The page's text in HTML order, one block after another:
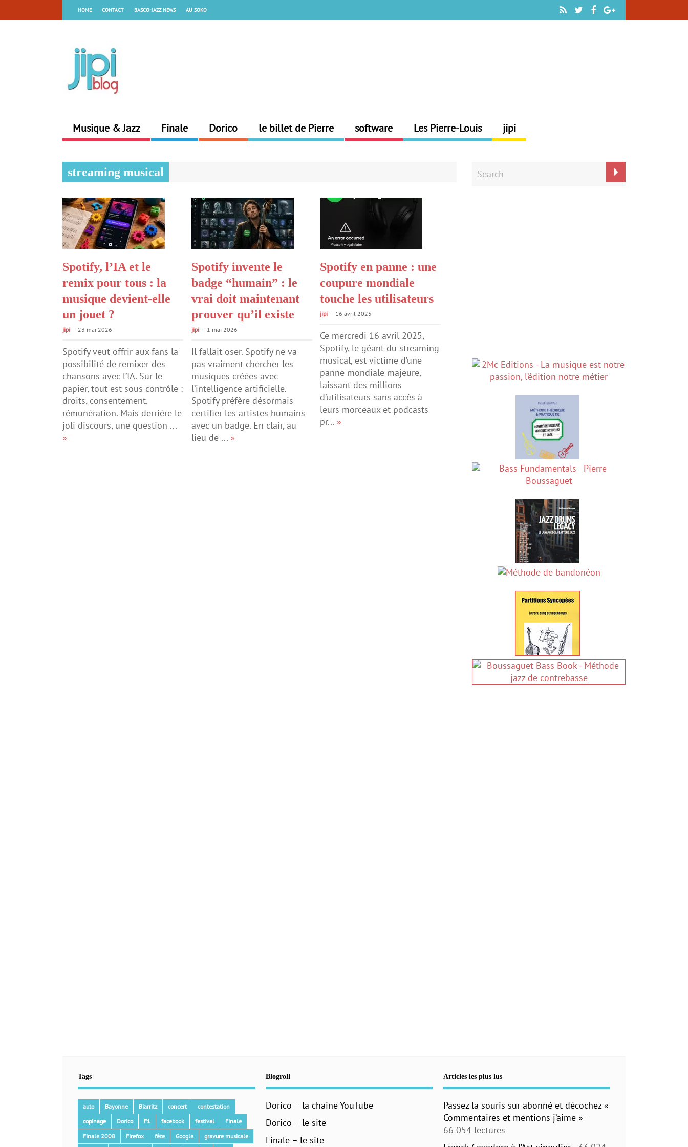
HOME CONTACT BASCO-JAZZ NEWS AU SOKO
Musique & Jazz Finale Dorico le billet de Pierre software Les Pierre-Louis jipi
streaming musical
Spotify, l’IA et le
remix pour tous : la
musique devient-elle
un jouet ?
jipi 23 mai 2026
Spotify veut offrir aux fans la
possibilité de remixer des
chansons avec l’IA. Sur le
papier, tout est sous contrôle :
droits, consentement,
rémunération. Mais derrière le
joli discours, une question ...
»
Spotify invente le
badge “humain” : le
vrai doit maintenant
prouver qu’il existe
jipi 1 mai 2026
Il fallait oser. Spotify ne va
pas vraiment chercher les
musiques créées avec
l’intelligence artificielle.
Spotify préfère désormais
certifier les artistes humains
avec un badge. En clair, au
lieu de ... »
Spotify en panne : une
coupure mondiale
touche les utilisateurs
jipi 16 avril 2025
Ce mercredi 16 avril 2025,
Spotify, le géant du streaming
musical, est victime d’une
panne mondiale majeure,
laissant des millions
d’utilisateurs sans accès à
leurs morceaux et podcasts
pr... »
Tags
auto Bayonne Biarritz concert
contestation
copinage
Dorico F1 facebook festival
Finale
Finale 2008
Firefox fête Google gravure musicale
Blogroll
Dorico – la chaine YouTube
Dorico – le site
Finale – le site
Articles les plus lus
Passez la souris sur abonné et décochez «
Commentaires et mentions j’aime » -
66 054 lectures